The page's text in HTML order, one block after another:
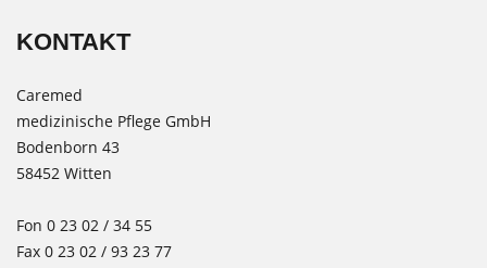
KONTAKT
Caremed
medizinische Pflege GmbH
Bodenborn 43
58452 Witten
Fon 0 23 02 / 34 55
Fax 0 23 02 / 93 23 77